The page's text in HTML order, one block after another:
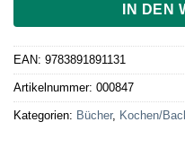
IN DEN
EAN: 9783891891131
Artikelnummer: 000847
Kategorien: Bücher, Kochen/